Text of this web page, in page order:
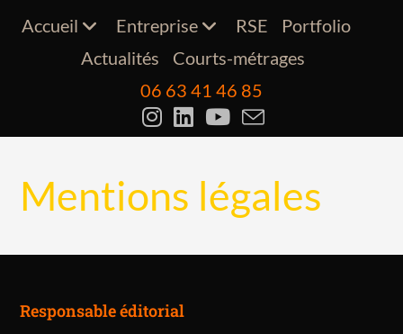
Accueil Entreprise RSE
Portfolio
Actualités
Courts-métrages
06 63 41 46 85
Mentions légales
Responsable éditorial